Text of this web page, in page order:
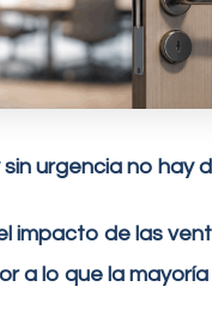
urgencia no hay
impacto de las
a lo que la